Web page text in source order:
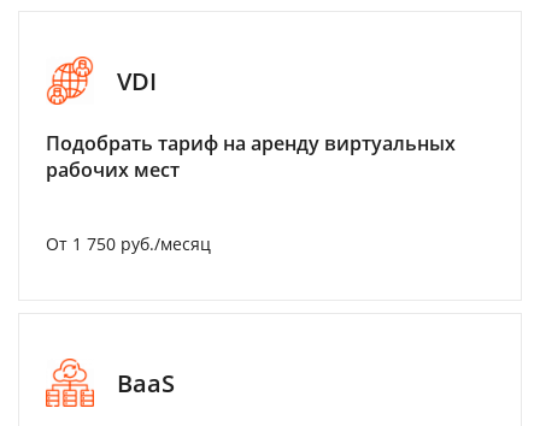
VDI
Подобрать тариф на аренду виртуальных
рабочих мест
От 1 750 руб./месяц
BaaS